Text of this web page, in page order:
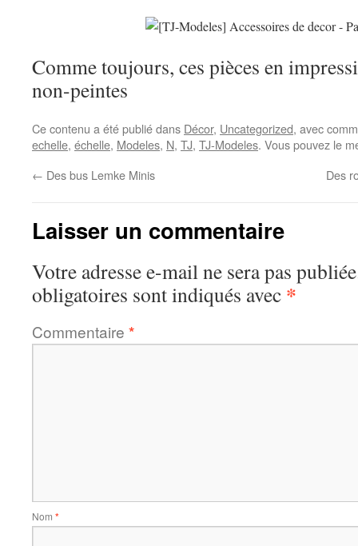
Comme toujours, ces pièces en
non-peintes
Ce contenu a été publié dans Décor, Uncategorized, avec
echelle, échelle, Modeles, N, TJ, TJ-Modeles. Vous pouvez le
← Des bus Lemke Minis Des
Laisser un commentaire
Votre adresse e-mail ne sera pas
obligatoires sont indiqués avec *
Commentaire *
Nom *